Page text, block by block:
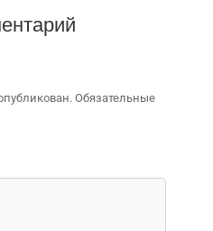
Обязательные